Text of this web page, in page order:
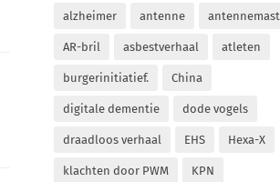
alzheimer antenne antennemast
AR-bril asbestverhaal atleten
burgerinitiatief. China
digitale dementie dode vogels
draadloos verhaal EHS Hexa-X
klachten door PWM KPN